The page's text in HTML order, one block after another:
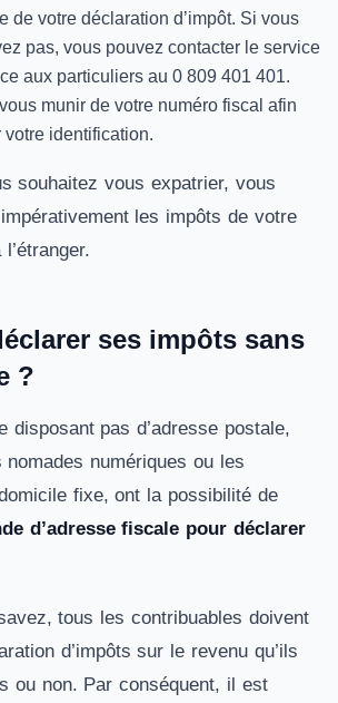
de votre déclaration d’impôt. Si vous
pas, vous pouvez contacter le service
aux particuliers au 0 809 401 401.
munir de votre numéro fiscal afin
votre identification.
souhaitez vous expatrier, vous
les impôts de votre
ses impôts sans
?
disposant pas d’adresse postale,
numériques ou les
fixe, ont la possibilité de
d’adresse fiscale pour déclarer
tous les contribuables doivent
d’impôts sur le revenu qu’ils
ou non. Par conséquent, il est